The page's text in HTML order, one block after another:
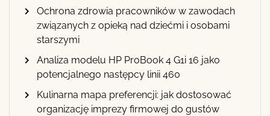
Ochrona zdrowia pracowników w zawodach
związanych z opieką nad dziećmi i osobami
starszymi
Analiza modelu HP ProBook 4 G1i 16 jako
potencjalnego następcy linii 460
Kulinarna mapa preferencji: jak dostosować
organizację imprezy firmowej do gustów